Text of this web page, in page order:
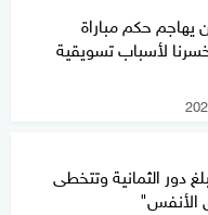
حكم مباراة
لأسباب تسويقية
دور الثمانية وتتخطى